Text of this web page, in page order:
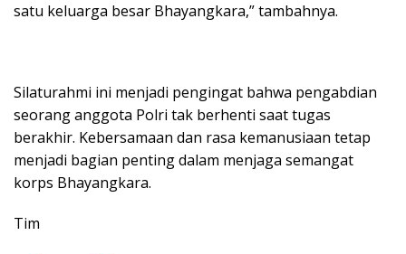
satu keluarga besar Bhayangkara,” tambahnya.
Silaturahmi ini menjadi pengingat bahwa pengabdian
seorang anggota Polri tak berhenti saat tugas
berakhir. Kebersamaan dan rasa kemanusiaan tetap
menjadi bagian penting dalam menjaga semangat
korps Bhayangkara.
Tim